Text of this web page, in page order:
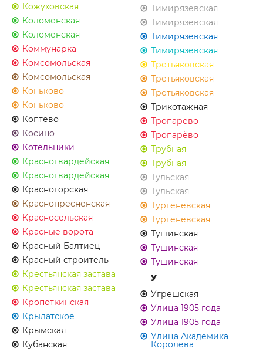
Кожуховская
Коломенская
Коломенская
Коммунарка
Комсомольская
Комсомольская
Коньково
Коньково
Коптево
Косино
Котельники
Красногвардейская
Красногвардейская
Красногорская
Краснопресненская
Красносельская
Красные ворота
Красный Балтиец
Красный строитель
Крестьянская застава
Крестьянская застава
Кропоткинская
Крылатское
Крымская
Кубанская
Тимирязевская
Тимирязевская
Тимирязевская
Тимирязевская
Третьяковская
Третьяковская
Третьяковская
Трикотажная
Тропарево
Тропарёво
Трубная
Трубная
Тульская
Тульская
Тургеневская
Тургеневская
Тушинская
Тушинская
Тушинская
У
Угрешская
Улица 1905 года
Улица 1905 года
Улица Академика
Королёва